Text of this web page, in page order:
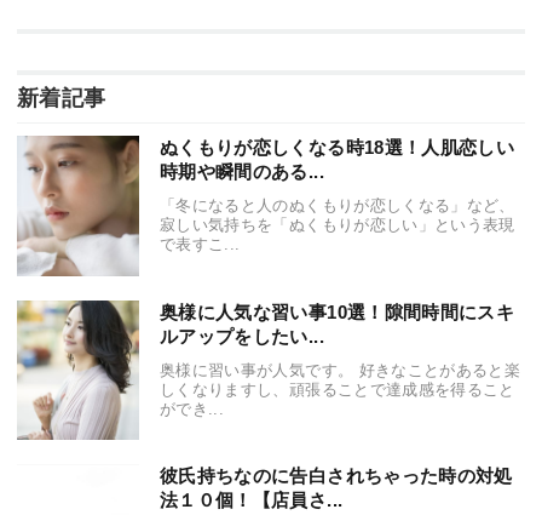
新着記事
ぬくもりが恋しくなる時18選！人肌恋しい
時期や瞬間のある...
「冬になると人のぬくもりが恋しくなる」など、
寂しい気持ちを「ぬくもりが恋しい」という表現
で表すこ...
奥様に人気な習い事10選！隙間時間にスキ
ルアップをしたい...
奥様に習い事が人気です。 好きなことがあると楽
しくなりますし、頑張ることで達成感を得ること
ができ...
彼氏持ちなのに告白されちゃった時の対処
法１０個！【店員さ...